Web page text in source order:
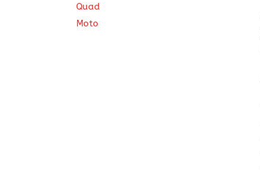
Quad
Moto